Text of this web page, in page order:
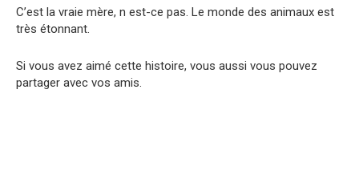
C’est la vraie mère, n est-ce pas. Le monde des animaux est
très étonnant.
Si vous avez aimé cette histoire, vous aussi vous pouvez
partager avec vos amis.